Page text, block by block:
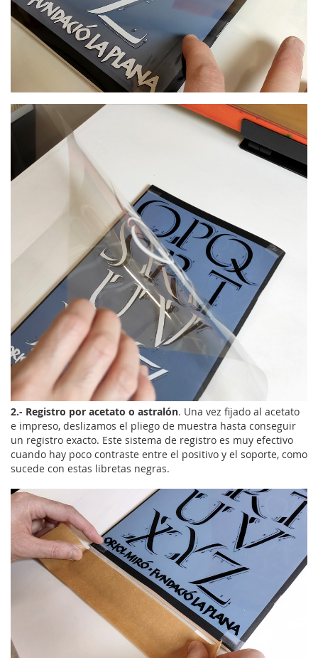
2.- Registro por acetato o astralón. Una vez fijado al acetato
e impreso, deslizamos el pliego de muestra hasta conseguir
un registro exacto. Este sistema de registro es muy efectivo
cuando hay poco contraste entre el positivo y el soporte, como
sucede con estas libretas negras.